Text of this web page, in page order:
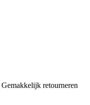
Gemakkelijk retourneren